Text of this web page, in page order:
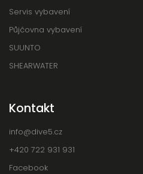
Servis vybavení
Půjčovna vybavení
SUUNTO
SHEARWATER
Kontakt
info@dive5.cz
+420 722 931 931
Facebook